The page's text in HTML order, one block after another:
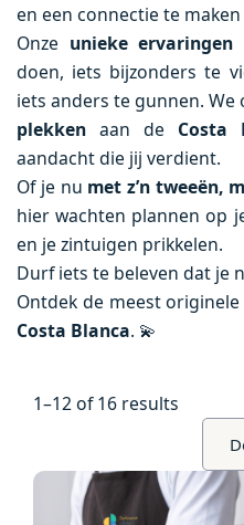
en een connectie te
Onze unieke ervaringen
doen, iets bijzonders te
iets anders te gunnen. We
plekken aan de Costa
aandacht die jij verdient.
Of je nu met z’n tweeën,
hier wachten plannen op
en je zintuigen prikkelen.
Durf iets te beleven dat je
Ontdek de meest
Costa Blanca. 💫
1–12 of 16 results